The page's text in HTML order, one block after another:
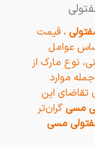
، قیمت
عوامل
نوع مارک از
موارد
تقاضای این
مسیگران‌تر
مسی